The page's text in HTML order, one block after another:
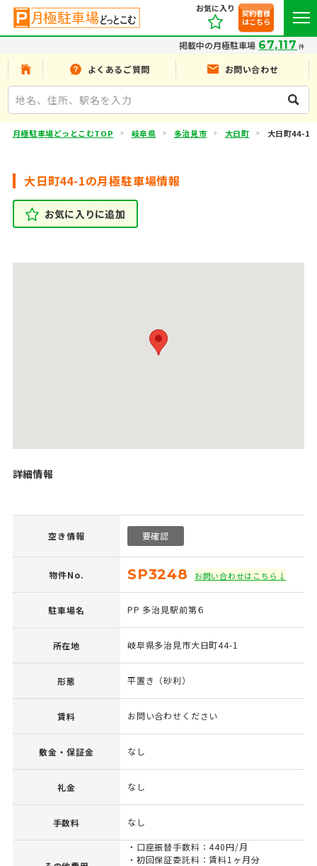
お気に入り
契約者様
はこちら
掲載中の月極駐車場 67,117 件
よくあるご質問 お問い合わせ
月極駐車場どっとこむTOP 岐阜県 多治見市 大日町 大日町44-1
大日町44-1の月極駐車場情報
お気に入りに追加
詳細情報
空き情報 要確認
物件No. SP3248 お問い合わせはこちら↓
駐車場名 PP 多治見駅前第６
所在地 岐阜県多治見市大日町44-1
形態 平置き（砂利）
賃料 お問い合わせください
敷金・保証金 なし
礼金 なし
手数料 なし
・口座振替手数料：440円/月
・初回保証委託料：賃料1ヶ月分